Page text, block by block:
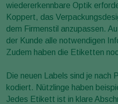
wiedererkennbare Optik
Koppert, das
dem Firmenstil anzupassen.
der Kunde alle notwendigen
Zudem haben die Etiketten
Die neuen Labels sind je nach
kodiert. Nützlinge haben
Jedes Etikett ist in klare